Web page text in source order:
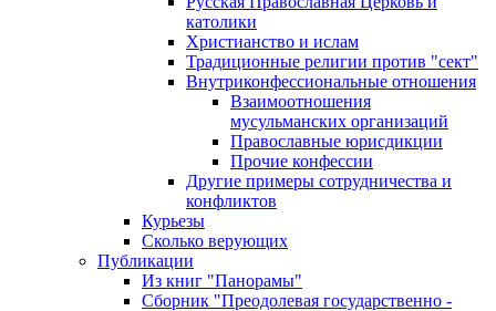
католики
Христианство и ислам
Традиционные религии против "сект"
Внутриконфессиональные отношения
Взаимоотношения
мусульманских организаций
Православные юрисдикции
Прочие конфессии
Другие примеры сотрудничества и
конфликтов
Курьезы
Сколько верующих
Публикации
Из книг "Панорамы"
Сборник "Преодолевая государственно -